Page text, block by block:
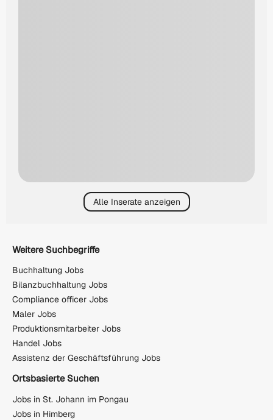
Alle Inserate anzeigen
Weitere Suchbegriffe
Buchhaltung Jobs
Bilanzbuchhaltung Jobs
Compliance officer Jobs
Maler Jobs
Produktionsmitarbeiter Jobs
Handel Jobs
Assistenz der Geschäftsführung Jobs
Ortsbasierte Suchen
Jobs in St. Johann im Pongau
Jobs in Himberg